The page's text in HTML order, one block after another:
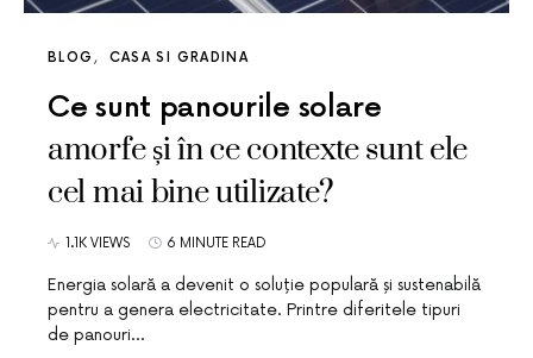
BLOG CASA SI GRADINA
Ce sunt panourile solare
amorfe și în ce contexte sunt ele
cel mai bine utilizate?
1.1K VIEWS 6 MINUTE READ
Energia solară a devenit o soluție populară și sustenabilă
pentru a genera electricitate. Printre diferitele tipuri
de panouri…